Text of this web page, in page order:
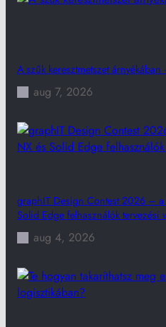
A szűk keresztmetszet
aug 7, 2026
graphIT Design Contest 2026 –
Solid Edge felhasználók tervezési
aug 4, 2026